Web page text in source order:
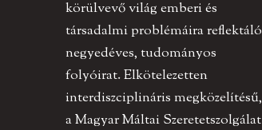
körülvevő világ emberi és
társadalmi problémáira reflektáló
negyedéves, tudományos
folyóirat. Elkötelezetten
interdiszciplináris megközelítésű,
a Magyar Máltai Szeretetszolgálat